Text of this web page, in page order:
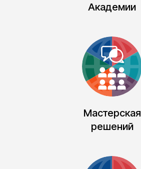
Академии
Мастерская
решений
Оплатить обучение
ФОТОГАЛЕРЕЯ